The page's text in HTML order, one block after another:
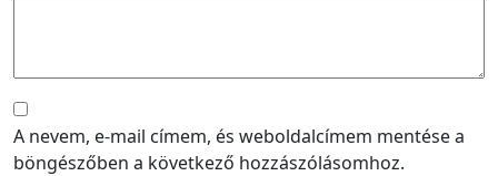
A nevem, e-mail címem, és weboldalcímem mentése a
böngészőben a következő hozzászólásomhoz.